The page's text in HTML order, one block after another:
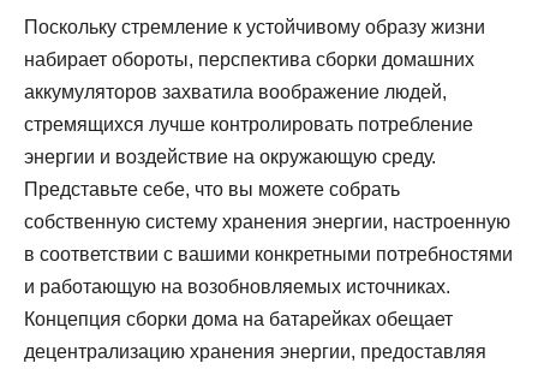
Поскольку стремление к устойчивому образу жизни
набирает обороты, перспектива сборки домашних
аккумуляторов захватила воображение людей,
стремящихся лучше контролировать потребление
энергии и воздействие на окружающую среду.
Представьте себе, что вы можете собрать
собственную систему хранения энергии, настроенную
в соответствии с вашими конкретными потребностями
и работающую на возобновляемых источниках.
Концепция сборки дома на батарейках обещает
децентрализацию хранения энергии, предоставляя